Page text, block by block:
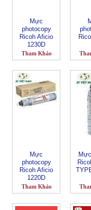
Mực
photocopy
Ricoh Aficio
1230D
Tham Khảo
Mực
photocopy
Ricoh Aficio
1220D
Tham Khảo